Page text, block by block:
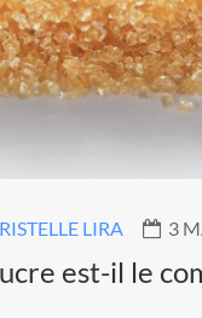
LIRA 3
est-il le